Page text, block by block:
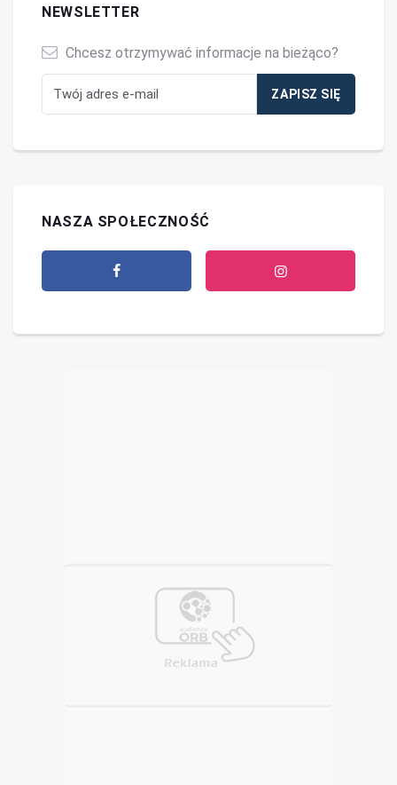
NEWSLETTER
Chcesz otrzymywać informacje na bieżąco?
NASZA SPOŁECZNOŚĆ